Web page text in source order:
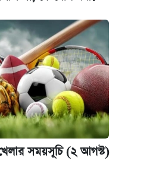
সময়সূচি (২ আগস্ট)